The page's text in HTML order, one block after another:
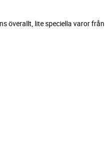
överallt, lite speciella varor från